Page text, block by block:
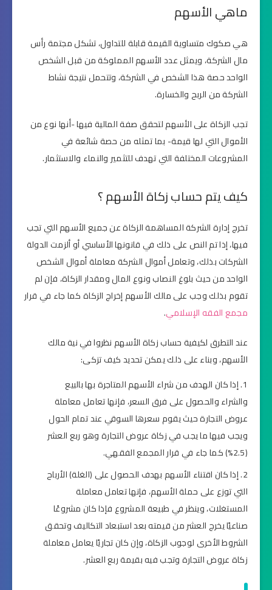
ماهي الأسهم
هي صكوك متساوية القيمة قابلة للتداول، تشكل مجتمة رأس
مال الشركة، ويمثل عدد الأسهم المملوكة من قبل الشخص
الواحد حصة هذا الشخص في الشركة، وتتحمل نتيجة نشاط
الشركة من الربح والخسارة.
تجب الزكاة على الأسهم لتحقق صفة المالية فيها -أنها نوع من
الأموال التي لها قيمة- بما تمثله من حصة شائعة في
المشروعات المختلفة التي تهدف للتثمير والنماء والاستثمار.
كيف يتم حساب زكاة الأسهم ؟
تخرج إدارة الشركة المساهمة الزكاة عن جميع الأسهم التي تجب
فيها، إذا تم النص على ذلك في قانونها الأساسي أو ألزمت الدولة
الشركات بذلك، وتعامل أموال الشركة معاملة أموال الشخص
الواحد من حيث بلوغ النصاب ونوع المال ومقدار الزكاة، فإن لم
تقوم بذلك وجب على مالك الأسهم إخراج الزكاة كما جاء في قرار
مجمع الفقه الإسلامي.
عند التطرق لكيفية حساب زكاة الأسهم نظروا في نية مالك
الأسهم، وبناء على ذلك يمكن تحديد كيف تزكى:
إذا كان الهدف من شراء الأسهم المتاجرة بها بالبيع
والشراء والحصول على فرق السعر، فإنها تعامل معاملة
عروض التجارة حيث يقوم سعرها السوقي عند تمام الحول
ويجب فيها ما يجب في زكاة عروض التجارة وهو ربع العشر
(2.5%) كما جاء في قرار المجمع الفقهي.
إذا كان اقتناء الأسهم بهدف الحصول على (الغلة) الأرباح
التي توزع على حملة الأسهم، فإنها تعامل معاملة
المستغلات، وينظر في طبيعة المشروع فإذا كان مشروعًا
صناعيًا يخرج العشر من قيمته بعد استبعاد التكاليف وتحقق
الشروط الأخرى لوجوب الزكاة، وإن كان تجاريًا يعامل معاملة
زكاة عروض التجارة وتجب فيه بقيمة ربع العشر.